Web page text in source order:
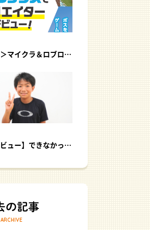
【終了】＜公開＞マイクラ＆ロブロックスでクリエイターデビュー！｜プログラミング体験イベント
【受講生インタビュー】できなかった悔しさが、挑戦のスタートに！
ARCHIVE